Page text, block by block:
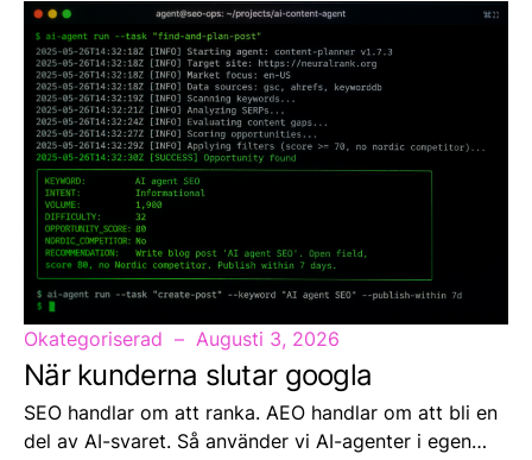
Okategoriserad Augusti 3, 2026
När kunderna slutar googla
SEO handlar om att ranka. AEO handlar om att bli en
del av AI-svaret. Så använder vi AI-agenter i egen…